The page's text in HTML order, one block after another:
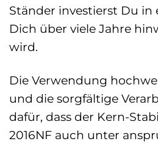
Ständer investierst Du in
Dich über viele Jahre
wird.
Die Verwendung
und die sorgfältige
dafür, dass der Kern-
2016NF auch unter